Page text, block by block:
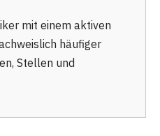
mit einem aktiven
häufiger
Stellen und